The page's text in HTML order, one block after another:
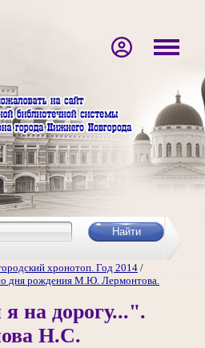
хронотоп. Год 2014 /
дня рождения М.Ю. Лермонтова.
на дорогу...".
Н.С.